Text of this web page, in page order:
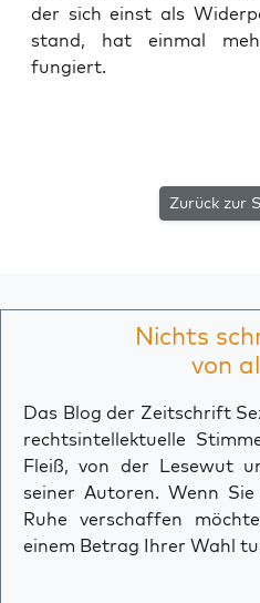
der sich einst als
stand, hat ein­mal
fungiert.
Zurück zur
Nichts
von
Das Blog der Zeitschrift
rechtsintellektuelle
Fleiß, von der Lesewut
seiner Autoren. Wenn
Ruhe verschaffen
einem Betrag Ihrer Wahl